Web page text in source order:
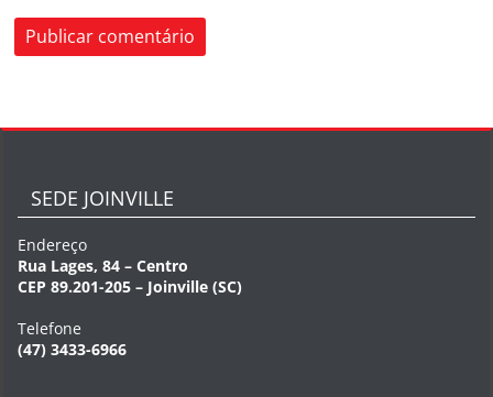
SEDE JOINVILLE
Endereço
Rua Lages, 84 – Centro
CEP 89.201-205 – Joinville (SC)
Telefone
(47) 3433-6966